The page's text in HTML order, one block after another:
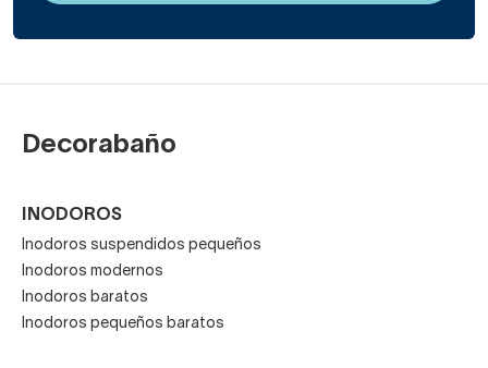
Decorabaño
INODOROS
Inodoros suspendidos pequeños
Inodoros modernos
Inodoros baratos
Inodoros pequeños baratos